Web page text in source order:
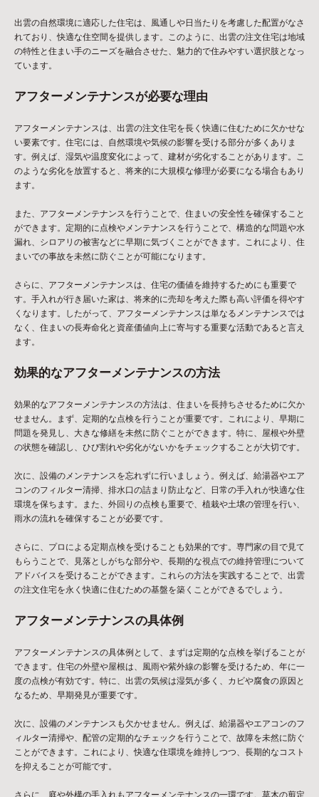
出雲の自然環境に適応した住宅は、風通しや日当たりを考慮した配置がなさ
れており、快適な住空間を提供します。このように、出雲の注文住宅は地域
の特性と住まい手のニーズを融合させた、魅力的で住みやすい選択肢となっ
ています。
アフターメンテナンスが必要な理由
アフターメンテナンスは、出雲の注文住宅を長く快適に住むために欠かせな
い要素です。住宅には、自然環境や気候の影響を受ける部分が多くありま
す。例えば、湿気や温度変化によって、建材が劣化することがあります。こ
のような劣化を放置すると、将来的に大規模な修理が必要になる場合もあり
ます。
また、アフターメンテナンスを行うことで、住まいの安全性を確保すること
ができます。定期的に点検やメンテナンスを行うことで、構造的な問題や水
漏れ、シロアリの被害などに早期に気づくことができます。これにより、住
まいでの事故を未然に防ぐことが可能になります。
さらに、アフターメンテナンスは、住宅の価値を維持するためにも重要で
す。手入れが行き届いた家は、将来的に売却を考えた際も高い評価を得やす
くなります。したがって、アフターメンテナンスは単なるメンテナンスでは
なく、住まいの長寿命化と資産価値向上に寄与する重要な活動であると言え
ます。
効果的なアフターメンテナンスの方法
効果的なアフターメンテナンスの方法は、住まいを長持ちさせるために欠か
せません。まず、定期的な点検を行うことが重要です。これにより、早期に
問題を発見し、大きな修繕を未然に防ぐことができます。特に、屋根や外壁
の状態を確認し、ひび割れや劣化がないかをチェックすることが大切です。
次に、設備のメンテナンスを忘れずに行いましょう。例えば、給湯器やエア
コンのフィルター清掃、排水口の詰まり防止など、日常の手入れが快適な住
環境を保ちます。また、外回りの点検も重要で、植栽や土壌の管理を行い、
雨水の流れを確保することが必要です。
さらに、プロによる定期点検を受けることも効果的です。専門家の目で見て
もらうことで、見落としがちな部分や、長期的な視点での維持管理について
アドバイスを受けることができます。これらの方法を実践することで、出雲
の注文住宅を永く快適に住むための基盤を築くことができるでしょう。
アフターメンテナンスの具体例
アフターメンテナンスの具体例として、まずは定期的な点検を挙げることが
できます。住宅の外壁や屋根は、風雨や紫外線の影響を受けるため、年に一
度の点検が有効です。特に、出雲の気候は湿気が多く、カビや腐食の原因と
なるため、早期発見が重要です。
次に、設備のメンテナンスも欠かせません。例えば、給湯器やエアコンのフ
ィルター清掃や、配管の定期的なチェックを行うことで、故障を未然に防ぐ
ことができます。これにより、快適な住環境を維持しつつ、長期的なコスト
を抑えることが可能です。
さらに、庭や外構の手入れもアフターメンテナンスの一環です。草木の剪定